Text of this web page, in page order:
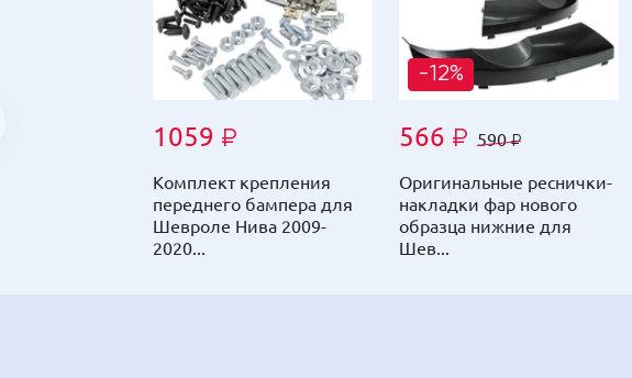
1059 ₽
Комплект крепления
переднего бампера для
Шевроле Нива 2009-
2020...
-12%
566 ₽ 590₽
Оригинальные реснички-
накладки фар нового
образца нижние для
Шев...
1059 ₽
Комплект крепления
переднего бампера для
Шевроле Нива 2009-
2020...
-13%
507 ₽ 529₽
Шильдик-эмблема
черный матовый на
решетку радиатора для
Шевроле...